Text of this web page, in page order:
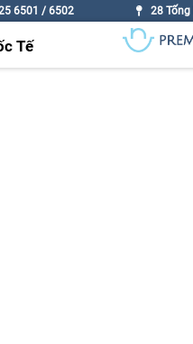
6501 / 6502 28 Tống
Tế